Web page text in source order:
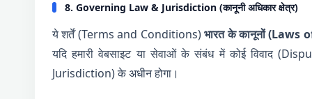
8. Governing Law & Jurisdiction (कानूनी अधिकार क्षेत्र)
ये शर्तें (Terms and Conditions)भारत के कानूनों (Laws
यदि हमारी वेबसाइट या सेवाओं के संबंध में कोई विवाद
Jurisdiction) के अधीन होगा।